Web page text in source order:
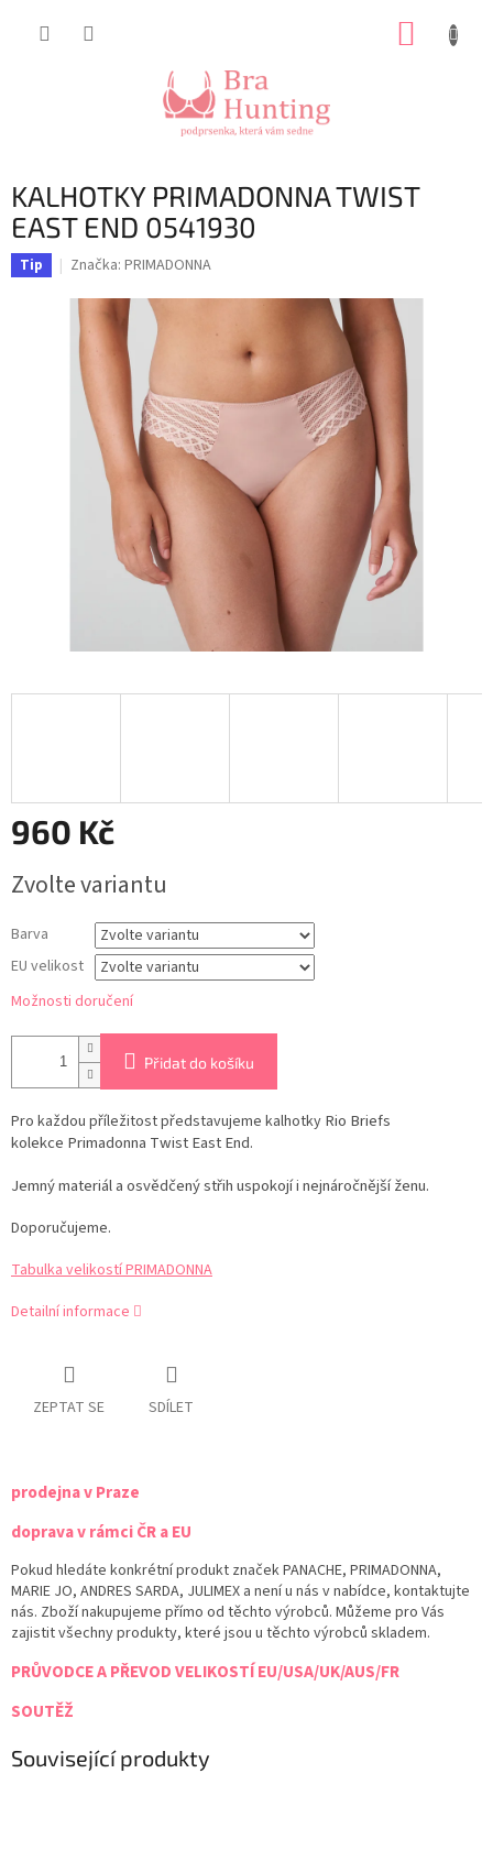
KALHOTKY PRIMADONNA TWIST
EAST END 0541930
Tip Značka: PRIMADONNA
960 Kč
cena:
Zvolte variantu
Barva
EU velikost
Možnosti doručení
Přidat do košíku
Pro každou příležitost představujeme kalhotky Rio Briefs
kolekce Primadonna TwistEast End.
Jemný materiál a osvědčený střih uspokojí i nejnáročnější ženu.
Doporučujeme.
Tabulka velikostí PRIMADONNA
Detailní informace
ZEPTAT SE SDÍLET
prodejna v Praze
doprava v rámci ČR a EU
Pokud hledáte konkrétní produkt značek PANACHE, PRIMADONNA,
MARIE JO, ANDRES SARDA, JULIMEX a není u nás v nabídce, kontaktujte
nás. Zboží nakupujeme přímo od těchto výrobců. Můžeme pro Vás
zajistit všechny produkty, které jsou u těchto výrobců skladem.
PRŮVODCE A PŘEVOD VELIKOSTÍ EU/USA/UK/AUS/FR
SOUTĚŽ
Související produkty